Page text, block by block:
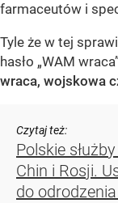
farmaceutów i
Tyle że w tej
hasło „WAM
wraca, wojskowa
Czytaj też:
Polskie
Chin i Rosji.
do odrodzenia